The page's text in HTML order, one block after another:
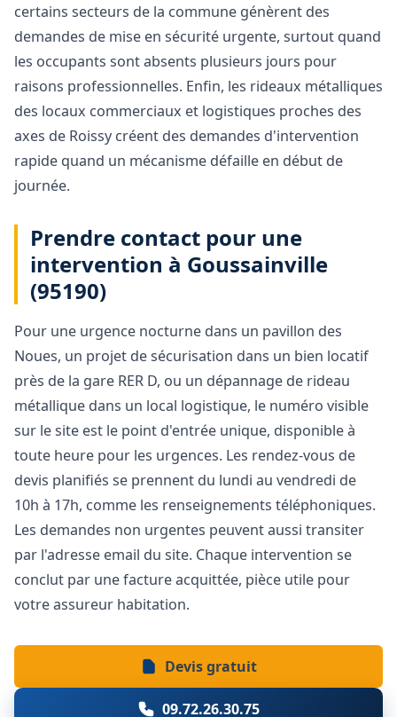
certains secteurs de la commune génèrent des
demandes de mise en sécurité urgente, surtout quand
les occupants sont absents plusieurs jours pour
raisons professionnelles. Enfin, les rideaux métalliques
des locaux commerciaux et logistiques proches des
axes de Roissy créent des demandes d'intervention
rapide quand un mécanisme défaille en début de
journée.
Prendre contact pour une
intervention à Goussainville
(95190)
Pour une urgence nocturne dans un pavillon des
Noues, un projet de sécurisation dans un bien locatif
près de la gare RER D, ou un dépannage de rideau
métallique dans un local logistique, le numéro visible
sur le site est le point d'entrée unique, disponible à
toute heure pour les urgences. Les rendez-vous de
devis planifiés se prennent du lundi au vendredi de
10h à 17h, comme les renseignements téléphoniques.
Les demandes non urgentes peuvent aussi transiter
par l'adresse email du site. Chaque intervention se
conclut par une facture acquittée, pièce utile pour
votre assureur habitation.
Devis gratuit
09.72.26.30.75